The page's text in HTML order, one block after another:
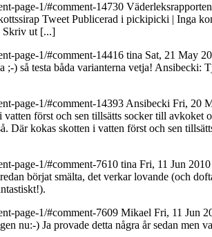
page-1/#comment-14730
Tweet Publicerad i pickipicki | Inga
Skriv ut [...]
page-1/#comment-14416 tina Sat, 21 May
) så testa båda varianterna vetja! Ansibecki:
page-1/#comment-14393 Ansibecki Fri, 20
först och sen tillsätts socker till
Där kokas skotten i vatten först och sen
page-1/#comment-7610 tina Fri, 11 Jun
börjat smälta, det verkar lovande (och
page-1/#comment-7609 Mikael Fri, 11 Jun
nu:-) Ja provade detta några år sedan men